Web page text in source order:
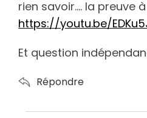
:
rien savoir…. la preuve à
https://youtu.be/
Et question
Répondre